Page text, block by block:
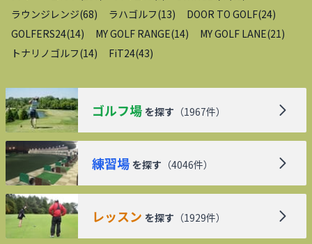
ラウンジレンジ(68) ラハゴルフ(13) DOOR TO GOLF(24)
GOLFERS24(14) MY GOLF RANGE(14) MY GOLF LANE(21 )
トナリノゴルフ(14) FiT24(43)
ゴルフ場 を探す （1967件）
練習場 を探す （4046件）
レッスン を探す （1929件）